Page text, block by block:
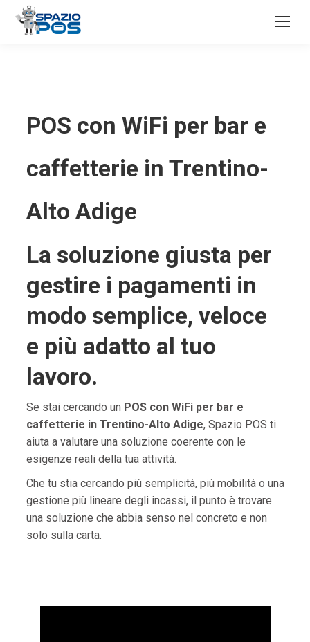
POS con WiFi per bar e
caffetterie in Trentino-
Alto Adige
La soluzione giusta per
gestire i pagamenti in
modo semplice, veloce
e più adatto al tuo
lavoro.
Se stai cercando un POS con WiFi per bar e
caffetterie in Trentino-Alto Adige, Spazio POS ti
aiuta a valutare una soluzione coerente con le
esigenze reali della tua attività.
Che tu stia cercando più semplicità, più mobilità o una
gestione più lineare degli incassi, il punto è trovare
una soluzione che abbia senso nel concreto e non
solo sulla carta.